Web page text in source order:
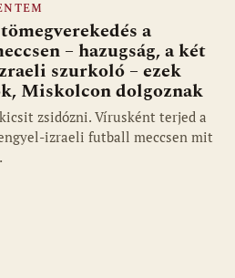
a
– hazugság, a két
szurkoló – ezek
Miskolcon dolgoznak
zsidózni. Vírusként terjed a
izraeli futball meccsen mit